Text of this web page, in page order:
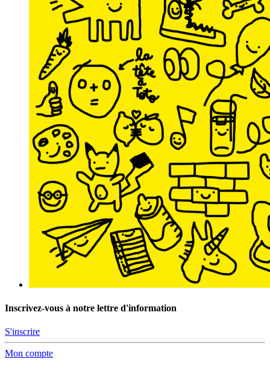
Inscrivez-vous à notre lettre d'information
S'inscrire
Mon compte